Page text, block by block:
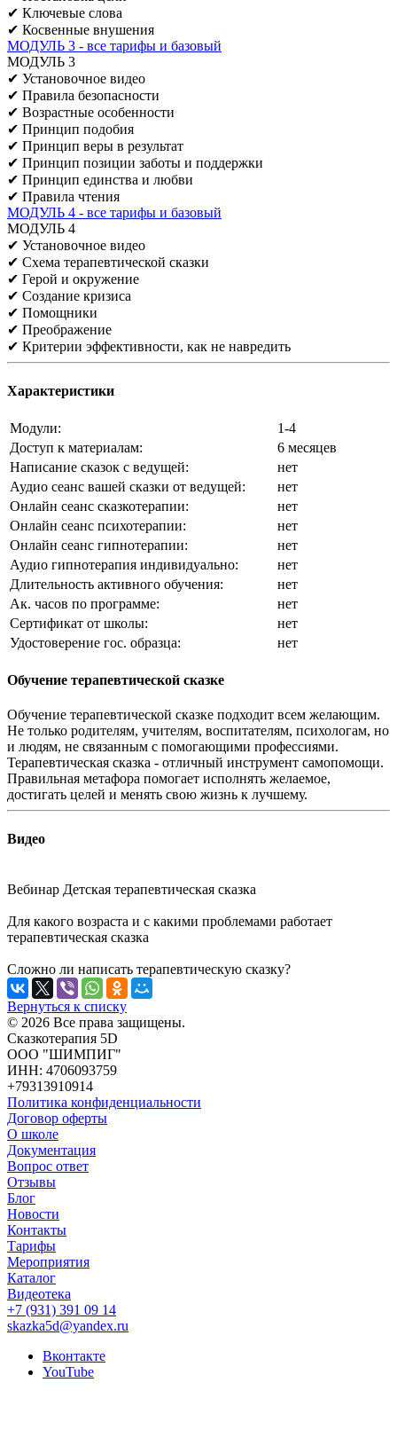
✔ Ключевые слова
✔ Косвенные внушения
МОДУЛЬ 3 - все тарифы и базовый
МОДУЛЬ 3
✔ Установочное видео
✔ Правила безопасности
✔ Возрастные особенности
✔ Принцип подобия
✔ Принцип веры в результат
✔ Принцип позиции заботы и поддержки
✔ Принцип единства и любви
✔ Правила чтения
МОДУЛЬ 4 - все тарифы и базовый
МОДУЛЬ 4
✔ Установочное видео
✔ Схема терапевтической сказки
✔ Герой и окружение
✔ Создание кризиса
✔ Помощники
✔ Преображение
✔ Критерии эффективности, как не навредить
Характеристики
Модули:
1-4
Доступ к материалам:
6 месяцев
Написание сказок с ведущей:
нет
Аудио сеанс вашей сказки от ведущей:
нет
Онлайн сеанс сказкотерапии:
нет
Онлайн сеанс психотерапии:
нет
Онлайн сеанс гипнотерапии:
нет
Аудио гипнотерапия индивидуально:
нет
Длительность активного обучения:
нет
Ак. часов по программе:
нет
Сертификат от школы:
нет
Удостоверение гос. образца:
нет
Обучение терапевтической сказке
Обучение терапевтической сказке подходит всем желающим.
Не только родителям, учителям, воспитателям, психологам, но
и людям, не связанным с помогающими профессиями.
Терапевтическая сказка - отличный инструмент самопомощи.
Правильная метафора помогает исполнять желаемое,
достигать целей и менять свою жизнь к лучшему.
Видео
Вебинар Детская терапевтическая сказка
Для какого возраста и с какими проблемами работает
терапевтическая сказка
Сложно ли написать терапевтическую сказку?
Вернуться к списку
© 2026 Все права защищены.
Сказкотерапия 5D
ООО "ШИМПИГ"
ИНН: 4706093759
+79313910914
Политика конфиденциальности
Договор оферты
О школе
Документация
Вопрос ответ
Отзывы
Блог
Новости
Контакты
Тарифы
Мероприятия
Каталог
Видеотека
+7 (931) 391 09 14
skazka5d@yandex.ru
Вконтакте
YouTube